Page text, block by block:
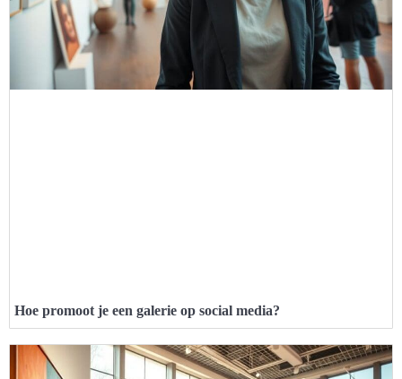
Hoe promoot je een galerie op social media?